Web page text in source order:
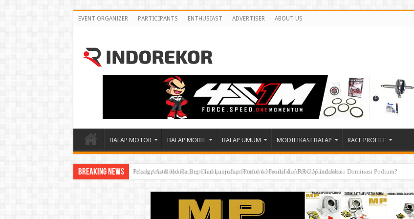
EVENT ORGANIZER PARTICIPANTS ENTHUSIAST ADVERTISER ABOUT US
BALAP MOTOR BALAP MOBIL BALAP UMUM MODIFIKASI BALAP RACE PROFILE
Breaking News Jelang Asia Road Racing Championship Round 4 Mandalika, Pebalap Indonesia Dominasi Podium?